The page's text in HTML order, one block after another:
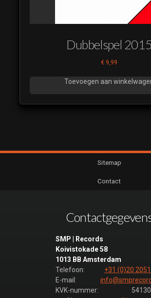
Dubbelspel 2015
€ 9,99
Toevoegen aan
Sitemap
Contact
SMP | Records
Koivistokade 58
1013 BB Amsterdam
Telefoon:
+31 (0)20
E-mail:
KVK-nummer: